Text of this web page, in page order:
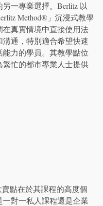
一專業選擇。Berlitz 以
Method®」沉浸式教學
在真實情境中直接使用法
溝通，特別適合希望快速
能力的學員。其教學點位
繁忙的都市專業人士提供
點在於其課程的高度個
一對一私人課程還是企業